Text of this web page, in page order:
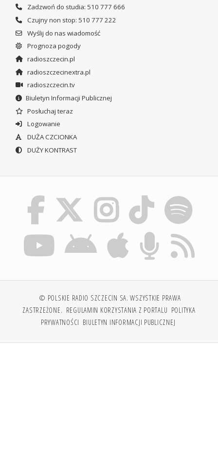
Zadzwoń do studia: 510 777 666
Czujny non stop: 510 777 222
Wyślij do nas wiadomość
Prognoza pogody
radioszczecin.pl
radioszczecinextra.pl
radioszczecin.tv
Biuletyn Informacji Publicznej
Posłuchaj teraz
Logowanie
DUŻA CZCIONKA
DUŻY KONTRAST
© POLSKIE RADIO SZCZECIN SA. WSZYSTKIE PRAWA
ZASTRZEŻONE. REGULAMIN KORZYSTANIA Z PORTALU POLITYKA
PRYWATNOŚCI BIULETYN INFORMACJI PUBLICZNEJ